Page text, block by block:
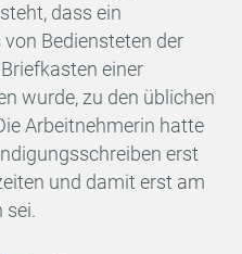
dass ein
Bediensteten der
einer
wurde, zu den üblichen
Arbeitnehmerin hatte
erst
und damit erst am
sei.